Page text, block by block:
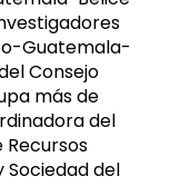
Guatemala-
Consejo
más de
del
Sociedad del